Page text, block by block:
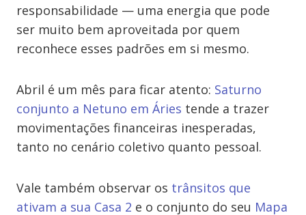
responsabilidade — uma energia que pode
ser muito bem aproveitada por quem
reconhece esses padrões em si mesmo.
Abril é um mês para ficar atento: Saturno
conjunto a Netuno em Áries tende a trazer
movimentações financeiras inesperadas,
tanto no cenário coletivo quanto pessoal.
Vale também observar os trânsitos que
ativam a sua Casa 2 e o conjunto do seu Mapa